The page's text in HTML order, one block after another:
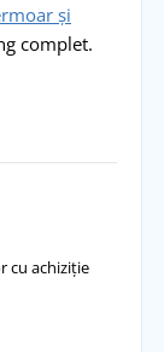
și
complet.
cu achiziție